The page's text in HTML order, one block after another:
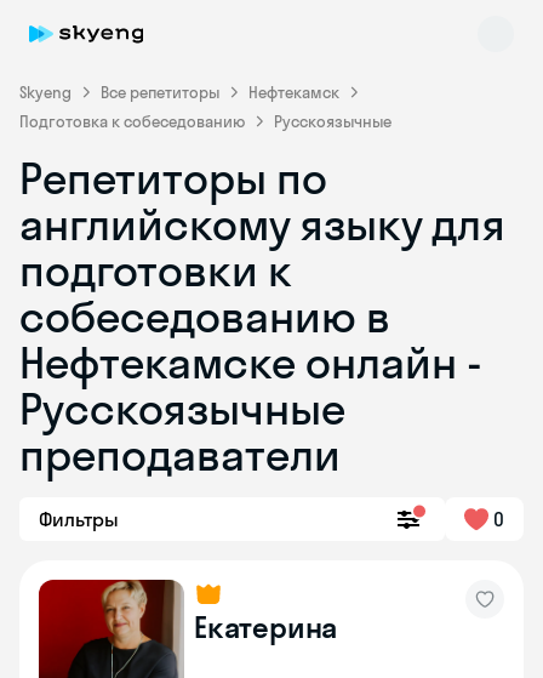
Skyeng Все репетиторы
Нефтекамск
Подготовка к собеседованию
Русскоязычные
Репетиторы по
английскому языку для
подготовки к
собеседованию в
Нефтекамске онлайн -
Русскоязычные
преподаватели
Фильтры 0
Екатерина
Skyeng Chat